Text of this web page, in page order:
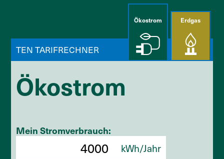
Ökostrom Erdgas
Ökostrom
Mein Stromverbrauch:
kWh/Jahr